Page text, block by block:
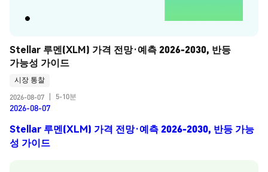
Stellar 루멘(XLM) 가격 전망·예측 2026-2030, 반등
가능성 가이드
시장 통찰
2026-08-07
5-10분
2026-08-07
Stellar 루멘(XLM) 가격 전망·예측 2026-2030, 반등 가능
성 가이드